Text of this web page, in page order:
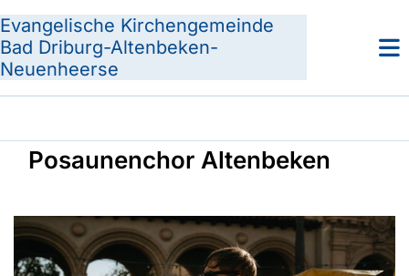
Evangelische Kirchengemeinde
Bad Driburg-Altenbeken-
Neuenheerse
Posaunenchor Altenbeken